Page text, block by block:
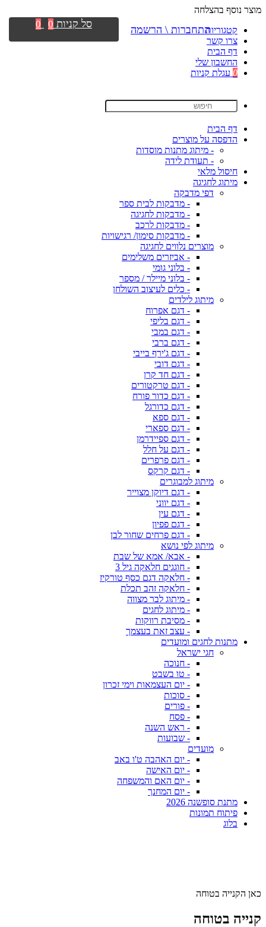
מוצר נוסף בהצלחה
קטגוריות
צרו קשר
דף הבית
החשבון שלי
0 עגלת קניות
דף הבית
הדפסה על מוצרים
- מיתוג מתנות מוסדות
- תעודת לידה
חיסול מלאי
מיתוג לחגיגה
דפי מדבקה
- מדבקות לבית ספר
- מדבקות לחגיגה
- מדבקות לרכב
- מדבקות סימון/ רגישויות
מוצרים נלווים לחגיגה
- אביזרים משלימים
- בלוני גומי
- בלוני מיילר / מספר
- כלים לעיצוב השולחן
מיתוג לילדים
- דגם אפרוח
- דגם בליפי
- דגם במבי
- דגם ברבי
- דגם ג'ירף בייבי
- דגם דובי
- דגם חד קרן
- דגם טרקטורים
- דגם כדור פורח
- דגם כדורגל
- דגם ספא
- דגם ספארי
- דגם ספיידרמן
- דגם על חלל
- דגם פרפרים
- דגם קרקס
מיתוג למבוגרים
- דגם דיוקן מצוייר
- דגם יווני
- דגם עין
- דגם פפיון
- דגם פרחים שחור לבן
מיתוג לפי נושא
- אבא/ אמא של שבת
- חוגגים חלאקה גיל 3
- חלאקה דגם כסף טורקיז
- חלאקה זהב תכלת
- מיתוג לבר מצווה
- מיתוג לחגים
- מסיבת רווקות
- עצב זאת בעצמך
מתנות לחגים ומועדים
חגי ישראל
- חנוכה
- טו בשבט
- יום העצמאות וימי זכרון
- סוכות
- פורים
- פסח
- ראש השנה
- שבועות
מועדים
- יום האהבה ט'ו באב
- יום האישה
- יום האם והמשפחה
- יום המחנך
מתנת סופשנה 2026
פיתוח תמונות
בלוג
כאן הקנייה בטוחה
קנייה בטוחה
התחברות \ הרשמה סל קניות 0
0